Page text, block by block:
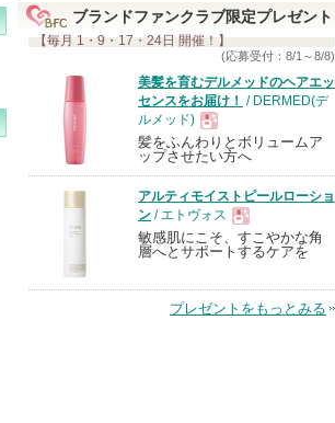
ブランドファンクラブ限定プレゼント
【毎月 1・9・17・24日 開催！】
(応募受付：8/1～8/8)
美髪を育むデルメッドのヘアエッ
センスをお届け！
/ DERMED(デ
ルメッド)
現
品
髪をふんわりとボリュームア
ップさせたい方へ
アルティモイストピールローショ
ン / エトヴォス
現
品
敏感肌にこそ、すこやかな角
層へとサポートするケアを
プレゼントをもっとみる